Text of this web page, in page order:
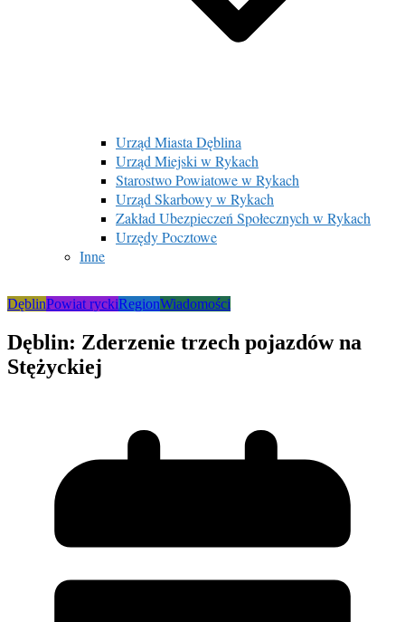
Urząd Miasta Dęblina
Urząd Miejski w Rykach
Starostwo Powiatowe w Rykach
Urząd Skarbowy w Rykach
Zakład Ubezpieczeń Społecznych w Rykach
Urzędy Pocztowe
Inne
DęblinPowiat ryckiRegionWiadomości
Dęblin: Zderzenie trzech pojazdów na
Stężyckiej